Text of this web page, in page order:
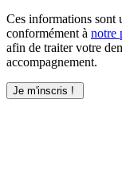
Ces informations sont
conformément à notre
afin de traiter votre
accompagnement.